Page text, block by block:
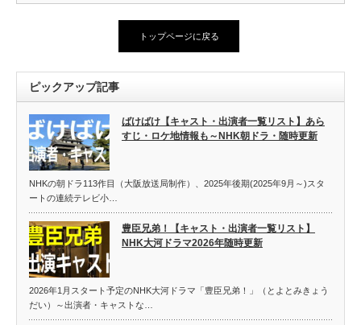
トップページに戻る
ピックアップ記事
ばけばけ【キャスト・出演者一覧リスト】あら
すじ・ロケ地情報も～NHK朝ドラ・随時更新
NHKの朝ドラ113作目（大阪放送局制作）、2025年後期(2025年9月～)スタ
ートの連続テレビ小…
豊臣兄弟！【キャスト・出演者一覧リスト】
NHK大河ドラマ2026年随時更新
2026年1月スタート予定のNHK大河ドラマ「豊臣兄弟！」（とよとみきょう
だい）～出演者・キャストな…